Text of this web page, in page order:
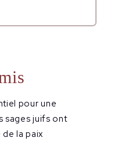
pour une
sages juifs ont
la paix